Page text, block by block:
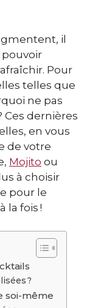
il
Pour
telles que
ne pas
Ces dernières
en vous
de votre
Mojito ou
à choisir
pour le
la fois !
?
soi-même